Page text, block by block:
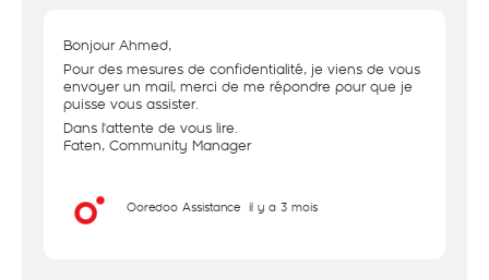
Bonjour Ahmed,
Pour des mesures de confidentialité, je viens de vous
envoyer un mail, merci de me répondre pour que je
puisse vous assister.
Dans l'attente de vous lire.
Faten, Community Manager
Ooredoo Assistance il y a 3 mois